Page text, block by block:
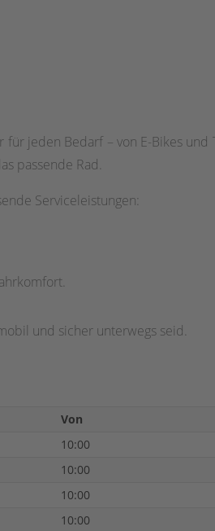
jeden Bedarf – von E-Bikes
passende Rad.
Serviceleistungen:
und sicher unterwegs seid.
Von
10:00
10:00
10:00
10:00